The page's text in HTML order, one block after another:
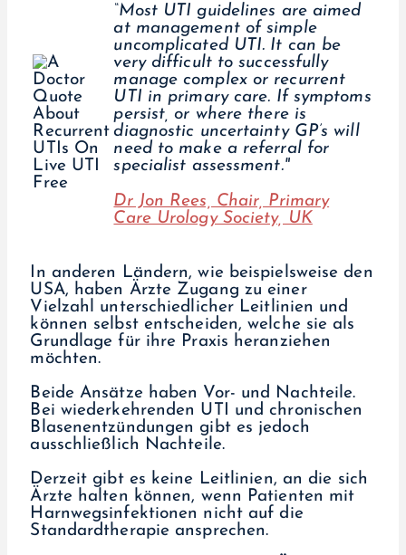
“Most UTI guidelines are aimed
at management of simple
uncomplicated UTI. It can be
very difficult to successfully
manage complex or recurrent
UTI in primary care. If symptoms
persist, or where there is
diagnostic uncertainty GP’s will
need to make a referral for
specialist assessment."
Dr Jon Rees, Chair, Primary
Care Urology Society, UK
In anderen Ländern, wie beispielsweise den
USA, haben Ärzte Zugang zu einer
Vielzahl unterschiedlicher Leitlinien und
können selbst entscheiden, welche sie als
Grundlage für ihre Praxis heranziehen
möchten.
Beide Ansätze haben Vor- und Nachteile.
Bei wiederkehrenden UTI und chronischen
Blasenentzündungen gibt es jedoch
ausschließlich Nachteile.
Derzeit gibt es keine Leitlinien, an die sich
Ärzte halten können, wenn Patienten mit
Harnwegsinfektionen nicht auf die
Standardtherapie ansprechen.